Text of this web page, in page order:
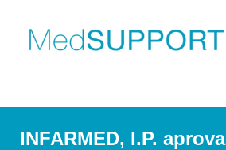
INFARMED, I.P. aprova